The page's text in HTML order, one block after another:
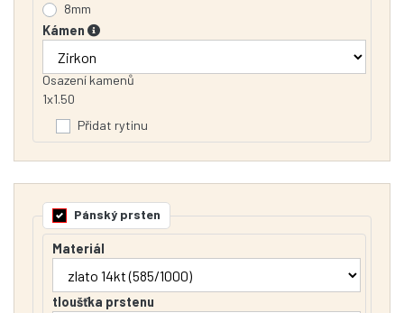
8mm
Kámen
Osazení kamenů
1x1.50
Přidat rytinu
Pánský prsten
Materiál
tloušťka prstenu